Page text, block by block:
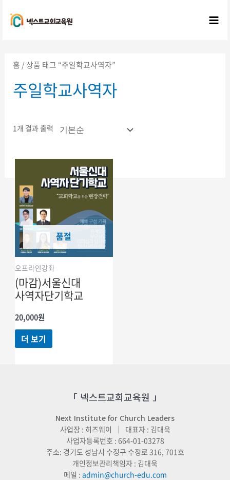
건너뛰기
홈 / 상품 태그 “주일학교사역자”
주일학교사역자
1개 결과 출력
품절
오프라인강좌
(마감)서울신대
사역자단기학교
20,000원
더 보기
「 넥스트교회교육원 」
Next Institute for Church Leaders
사업장 : 히즈웨이 ｜ 대표자 : 김대욱
사업자등록번호 : 664-01-03278
주소: 경기도 성남시 수정구 수정로 316, 701호
개인정보관리책임자 : 김대욱
메일 : admin@church-edu.com